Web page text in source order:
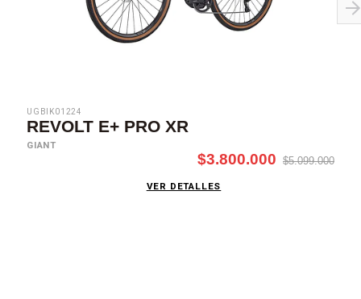
UGBIK01224
REVOLT E+ PRO XR
GIANT
$3.800.000 $5.099.000
VER DETALLES